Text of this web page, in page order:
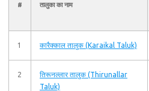
# तालुका का नाम
1 कारैक्काल तालुक (Karaikal Taluk)
2
तिरूनल्लार तालुक (Thirunallar
Taluk)